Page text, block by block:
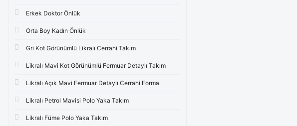
Erkek Doktor Önlük
Orta Boy Kadın Önlük
Gri Kot Görünümlü Likralı Cerrahi Takım
Likralı Mavi Kot Görünümlü Fermuar Detaylı Takım
Likralı Açık Mavi Fermuar Detaylı Cerrahi Forma
Likralı Petrol Mavisi Polo Yaka Takım
Likralı Füme Polo Yaka Takım